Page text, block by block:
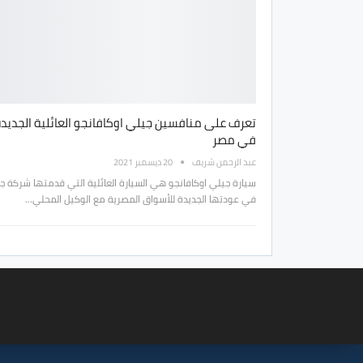
تعرف على منافسين جيلي اوكافانجو العائلية
في مصر
عبد الرحمن شريف 20 ديسمبر 2021
سيارة جيلي اوكافانجو هي السيارة العائلية التي قدمتها شركة
في عودتها الجديدة للأسواق المصرية مع الوكيل المحلي…